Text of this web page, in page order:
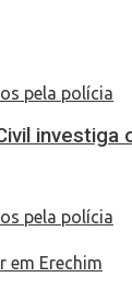
investiga